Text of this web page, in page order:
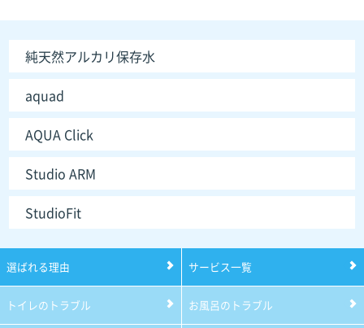
純天然アルカリ保存水
aquad
AQUA Click
Studio ARM
StudioFit
選ばれる理由 サービス一覧
トイレのトラブル お風呂のトラブル